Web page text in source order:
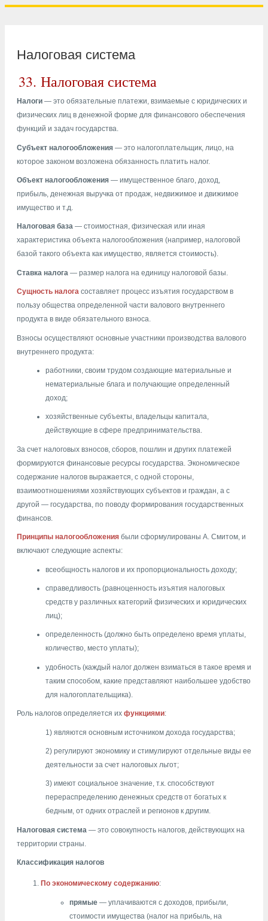
Налоговая система
33. Налоговая система
Налоги — это обязательные платежи, взимаемые с юридических и
физических лиц в денежной форме для финансового обеспечения
функций и задач государства.
Субъект налогообложения — это налогоплательщик, лицо, на
которое законом возложена обязанность платить налог.
Объект налогообложения — имущественное благо, доход,
прибыль, денежная выручка от продаж, недвижимое и движимое
имущество и т.д.
Налоговая база — стоимостная, физическая или иная
характеристика объекта налогообложения (например, налоговой
базой такого объекта как имущество, является стоимость).
Ставка налога — размер налога на единицу налоговой базы.
Сущность налога составляет процесс изъятия государством в
пользу общества определенной части валового внутреннего
продукта в виде обязательного взноса.
Взносы осуществляют основные участники производства валового
внутреннего продукта:
работники, своим трудом создающие материальные и
нематериальные блага и получающие определенный
доход;
хозяйственные субъекты, владельцы капитала,
действующие в сфере предпринимательства.
За счет налоговых взносов, сборов, пошлин и других платежей
формируются финансовые ресурсы государства. Экономическое
содержание налогов выражается, с одной стороны,
взаимоотношениями хозяйствующих субъектов и граждан, а с
другой — государства, по поводу формирования государственных
финансов.
Принципы налогообложения были сформулированы А. Смитом, и
включают следующие аспекты:
всеобщность налогов и их пропорциональность доходу;
справедливость (равноценность изъятия налоговых
средств у различных категорий физических и юридических
лиц);
определенность (должно быть определено время уплаты,
количество, место уплаты);
удобность (каждый налог должен взиматься в такое время и
таким способом, какие представляют наибольшее удобство
для налогоплательщика).
Роль налогов определяется их функциями:
1) являются основным источником дохода государства;
2) регулируют экономику и стимулируют отдельные виды ее
деятельности за счет налоговых льгот;
3) имеют социальное значение, т.к. способствуют
перераспределению денежных средств от богатых к
бедным, от одних отраслей и регионов к другим.
Налоговая система — это совокупность налогов, действующих на
территории страны.
Классификация налогов
По экономическому содержанию:
прямые — уплачиваются с доходов, прибыли,
стоимости имущества (налог на прибыль, на